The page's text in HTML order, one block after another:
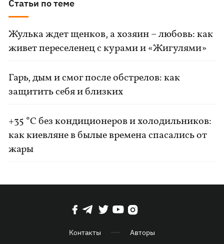
Статьи по теме
Жулька ждет щенков, а хозяин – любовь: как
живет переселенец с курами и «Жигулями»
Гарь, дым и смог после обстрелов: как
защитить себя и близких
+35 °C без кондиционеров и холодильников:
как киевляне в былые времена спасались от
жары
Контакты Авторы